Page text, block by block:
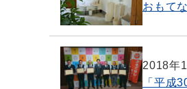
おもて
2018年
「平成